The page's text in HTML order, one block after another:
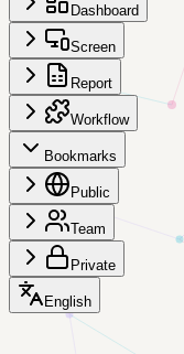
Dashboard
Screen
Report
Workflow
Bookmarks
Public
Team
Private
English